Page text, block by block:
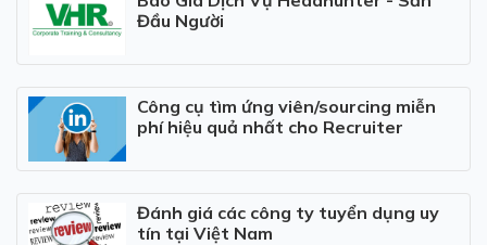
Đầu Người
Công cụ tìm ứng viên/sourcing miễn
phí hiệu quả nhất cho Recruiter
Đánh giá các công ty tuyển dụng uy
tín tại Việt Nam